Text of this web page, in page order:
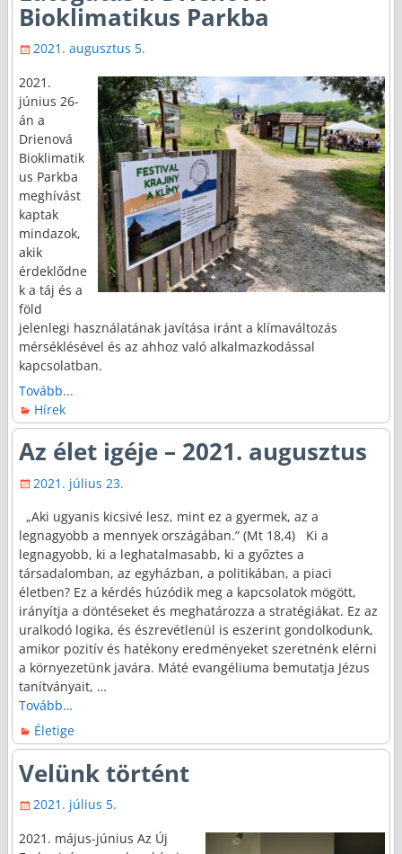
Bioklimatikus Parkba
2021. augusztus 5.
2021.
június 26-
án a
Drienová
Bioklimatik
us Parkba
meghívást
kaptak
mindazok,
akik
érdeklődne
k a táj és a
föld
jelenlegi használatának javítása iránt a klímaváltozás
mérséklésével és az ahhoz való alkalmazkodással
kapcsolatban.
Tovább...
Hírek
Az élet igéje – 2021. augusztus
2021. július 23.
„Aki ugyanis kicsivé lesz, mint ez a gyermek, az a
legnagyobb a mennyek országában.” (Mt 18,4) Ki a
legnagyobb, ki a leghatalmasabb, ki a győztes a
társadalomban, az egyházban, a politikában, a piaci
életben? Ez a kérdés húzódik meg a kapcsolatok mögött,
irányítja a döntéseket és meghatározza a stratégiákat. Ez az
uralkodó logika, és észrevétlenül is eszerint gondolkodunk,
amikor pozitív és hatékony eredményeket szeretnénk elérni
a környezetünk javára. Máté evangéliuma bemutatja Jézus
tanítványait, …
Tovább…
Életige
Velünk történt
2021. július 5.
2021. május-június Az Új